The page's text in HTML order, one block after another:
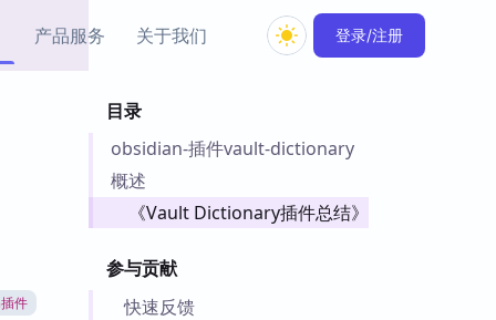
产品服务
出品的闪念笔记
Obsidian 教程
关于我们 登录/注册
目录
obsidian-插件vault-dictionary
概述
《Vault Dictionary插件总结》
参与贡献
快速反馈
件